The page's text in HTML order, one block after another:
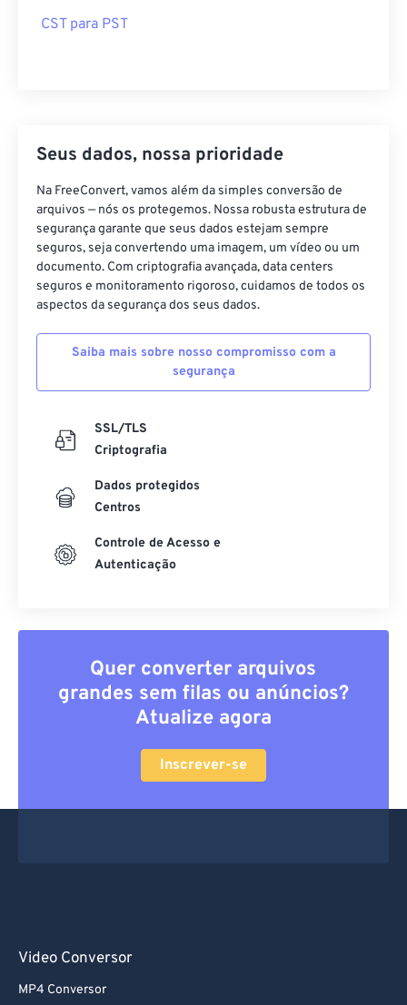
CST para PST
Seus dados, nossa prioridade
Na FreeConvert, vamos além da simples conversão de
arquivos — nós os protegemos. Nossa robusta estrutura de
segurança garante que seus dados estejam sempre
seguros, seja convertendo uma imagem, um vídeo ou um
documento. Com criptografia avançada, data centers
seguros e monitoramento rigoroso, cuidamos de todos os
aspectos da segurança dos seus dados.
Saiba mais sobre nosso compromisso com a
segurança
SSL/TLS
Criptografia
Dados protegidos
Centros
Controle de Acesso e
Autenticação
Quer converter arquivos
grandes sem filas ou anúncios?
Atualize agora
Inscrever-se
Video Conversor
MP4 Conversor